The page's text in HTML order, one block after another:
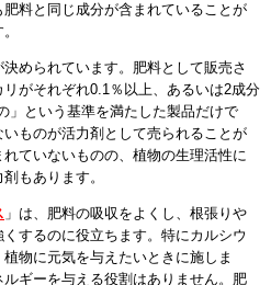
料と同じ成分が含まれていることが
められています。肥料として販売さ
がそれぞれ0.1％以上、あるいは2成分
」という基準を満たした製品だけで
ものが活力剤として売られることが
ていないものの、植物の生理活性に
もあります。
」は、肥料の吸収をよくし、根張りや
するのに役立ちます。特にカルシウ
物に元気を与えたいときに施しま
ギーを与える役割はありません。肥